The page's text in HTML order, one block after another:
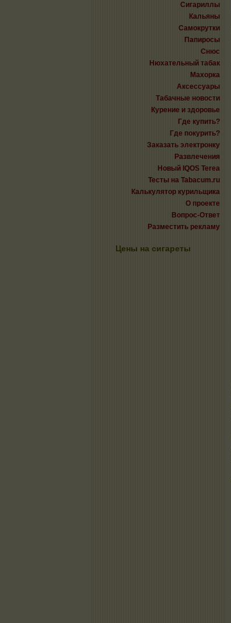
Сигариллы
Кальяны
Самокрутки
Папиросы
Снюс
Нюхательный табак
Махорка
Аксессуары
Табачные новости
Курение и здоровье
Где купить?
Где покурить?
Заказать электронку
Развлечения
Новый IQOS Terea
Тесты на Tabacum.ru
Калькулятор курильщика
О проекте
Вопрос-Ответ
Разместить рекламу
Цены на сигареты